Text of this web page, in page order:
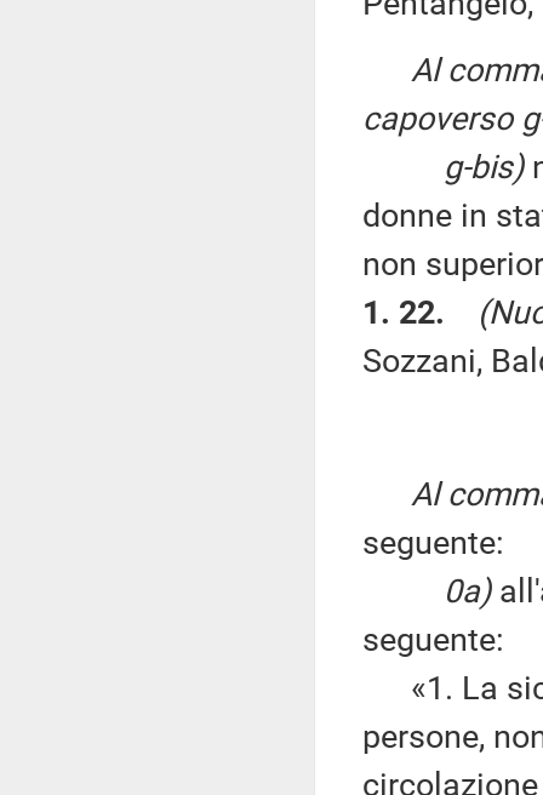
Al
capoverso
g-bis)
donne in
non
1. 22.
Sozzani,
Al
seguente:
0a)
seguente:
«1. La
persone,